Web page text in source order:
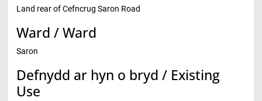
Land rear of Cefncrug Saron Road
Ward / Ward
Saron
Defnydd ar hyn o bryd / Existing
Use